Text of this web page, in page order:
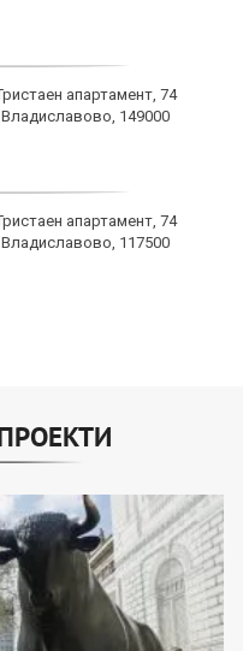
апартамент, 74
149000
апартамент, 74
117500